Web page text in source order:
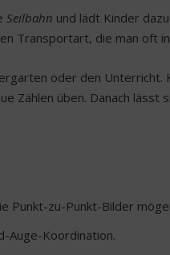
Seilbahn und lädt Kinder
Transportart, die man oft
oder den Unterricht.
Zählen üben. Danach
Punkt-zu-Punkt-Bilder
Auge-Koordination.